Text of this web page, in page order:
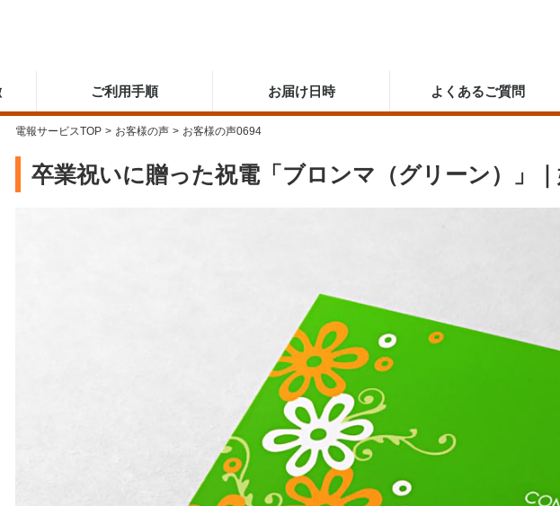
ご利用手順 お届け日時 よくあるご質問
電報サービスTOP > お客様の声 > お客様の声0694
卒業祝いに贈った祝電「ブロンマ（グリーン）」